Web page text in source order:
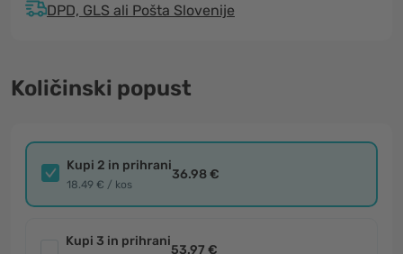
DPD, GLS ali Pošta Slovenije
Količinski popust
Kupi 2 in prihrani
18.49 € / kos
36.98 €
Kupi 3 in prihrani
53.97 €